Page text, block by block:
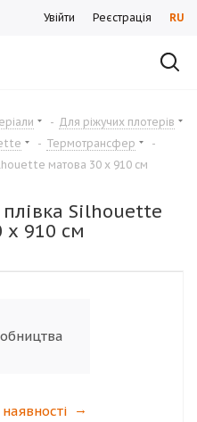
Увійти Реєстрація RU
- Для ріжучих плотерів
- Термотрансфер
-
матова 30 х 910 см
Silhouette
х 910 см